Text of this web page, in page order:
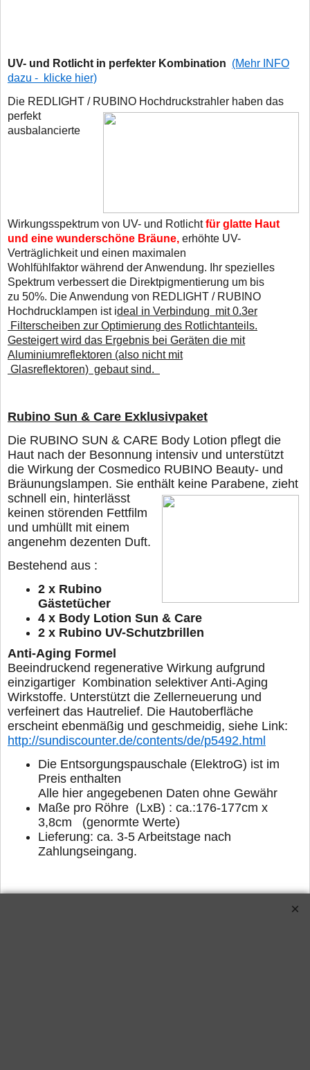
UV- und Rotlicht in perfekter Kombination (Mehr INFO
dazu - klicke hier)
Die REDLIGHT / RUBINO Hochdruckstrahler haben das
perfekt
ausbalancierte
Wirkungsspektrum von UV- und Rotlichtfür glatte Haut
und eine wunderschöne Bräune, erhöhte UV-
Verträglichkeit und einen maximalen
Wohlfühlfaktor während der Anwendung. Ihr spezielles
Spektrum verbessert die Direktpigmentierung um bis
zu 50%. Die Anwendung von REDLIGHT / RUBINO
Hochdrucklampen ist ideal in Verbindung mit 0.3er
Filterscheiben zur Optimierung des Rotlichtanteils.
Gesteigert wird das Ergebnis bei Geräten die mit
Aluminiumreflektoren (also nicht mit
Glasreflektoren) gebaut sind.
Rubino Sun & Care Exklusivpaket
Die RUBINO SUN & CARE Body Lotion pflegt die
Haut nach der Besonnung intensiv und unterstützt
die Wirkung der Cosmedico RUBINO Beauty- und
Bräunungslampen. Sie enthält keine Parabene, zieht
schnell ein, hinterlässt
keinen störenden Fettfilm
und umhüllt mit einem
angenehm dezenten Duft.
Bestehend aus :
2 x Rubino
Gästetücher
4 x Body Lotion Sun & Care
2 x Rubino UV-Schutzbrillen
Anti-Aging Formel
Beeindruckend regenerative Wirkung aufgrund
einzigartiger Kombination selektiver Anti-Aging
Wirkstoffe. Unterstützt die Zellerneuerung und
verfeinert das Hautrelief. Die Hautoberfläche
erscheint ebenmäßig und geschmeidig, siehe Link:
http://sundiscounter.de/contents/de/p5492.html
Die Entsorgungspauschale (ElektroG) ist im
Preis enthalten
Alle hier angegebenen Daten ohne Gewähr
Maße pro Röhre (LxB) : ca.:176-177cm x
3,8cm (genormte Werte)
Lieferung: ca. 3-5 Arbeitstage nach
Zahlungseingang.